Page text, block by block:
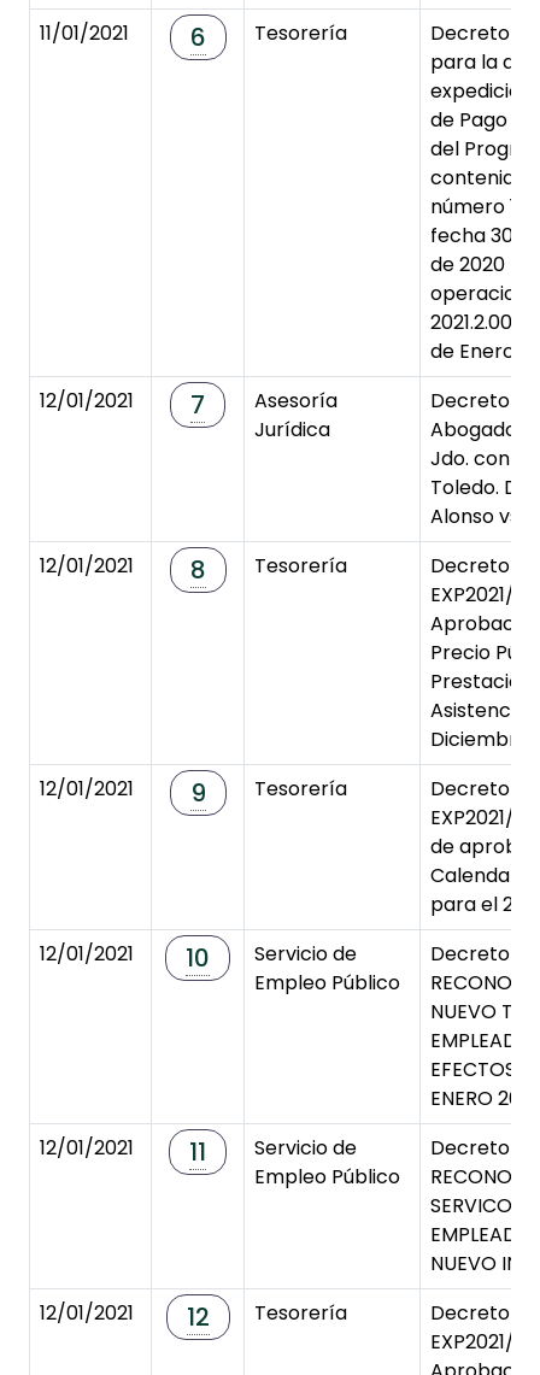
11/01/2021
6 Tesorería
Decreto
para la
expedición
de Pago a
del
número
fecha 30
de 2020
de Enero
12/01/2021
7
Asesoría
Jurídica
Decreto
Abogado
Jdo. cont-
Toledo.
Alonso vs
12/01/2021
8 Tesorería
Decreto de
EXP2021/
Precio
Prestación
Diciembre
12/01/2021
9 Tesorería
Decreto de
EXP2021/
de
para el
12/01/2021
10
Servicio de
Empleo Público
Decreto de
NUEVO
EFECTOS
ENERO 2021
12/01/2021
11
Servicio de
Empleo Público
Decreto de
SERVICOS
NUEVO
12/01/2021
12 Tesorería
Decreto de
EXP2021/